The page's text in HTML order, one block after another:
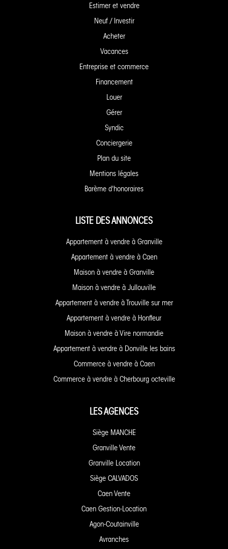
Estimer et vendre
Neuf / Investir
Acheter
Vacances
Entreprise et commerce
Financement
Louer
Gérer
Syndic
Conciergerie
Plan du site
Mentions légales
Barème d'honoraires
LISTE DES ANNONCES
Appartement à vendre à Granville
Appartement à vendre à Caen
Maison à vendre à Granville
Maison à vendre à Jullouville
Appartement à vendre à Trouville sur mer
Appartement à vendre à Honfleur
Maison à vendre à Vire normandie
Appartement à vendre à Donville les bains
Commerce à vendre à Caen
Commerce à vendre à Cherbourg octeville
LES AGENCES
Siège MANCHE
Granville Vente
Granville Location
Siège CALVADOS
Caen Vente
Caen Gestion-Location
Agon-Coutainville
Avranches